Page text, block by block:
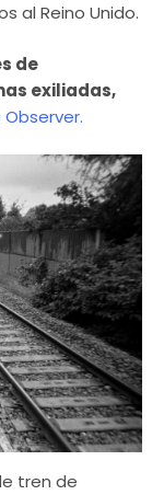
al Reino Unido.
de
exiliadas,
tren de